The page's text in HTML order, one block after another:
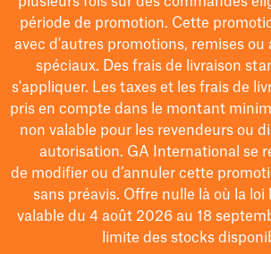
période de promotion. Cette
avec d'autres promotions, remises
spéciaux. Des frais de livraison
s'appliquer. Les taxes et les frais de
pris en compte dans le montant
non valable pour les revendeurs ou
autorisation. GA International se
de modifierou d’annuler cette
sans préavis. Offre nulle là où la loi
valable du 4 août 2026 au 18
limite des stocks